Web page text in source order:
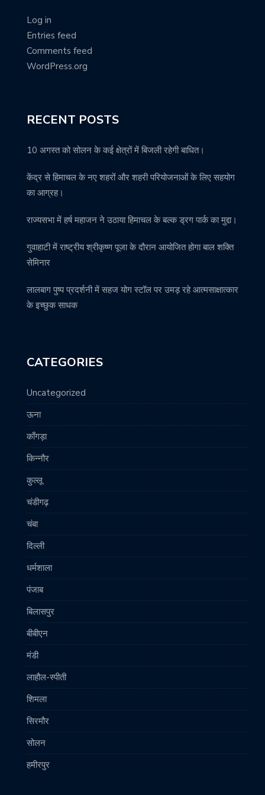
Log in
Entries feed
Comments feed
WordPress.org
RECENT POSTS
10 अगस्त को सोलन के कई क्षेत्रों में बिजली रहेगी बाधित।
केंद्र से हिमाचल के नए शहरों और शहरी परियोजनाओं के लिए सहयोग
का आग्रह।
राज्यसभा में हर्ष महाजन ने उठाया हिमाचल के बल्क ड्रग पार्क का मुद्दा।
गुवाहाटी में राष्ट्रीय श्रीकृष्ण पूजा के दौरान आयोजित होगा बाल शक्ति
सेमिनार
लालबाग पुष्प प्रदर्शनी में सहज योग स्टॉल पर उमड़ रहे आत्मसाक्षात्कार
के इच्छुक साधक
CATEGORIES
Uncategorized
ऊना
काँगड़ा
किन्नौर
कुल्लू
चंडीगढ़
चंबा
दिल्ली
धर्मशाला
पंजाब
बिलासपुर
बीबीएन
मंडी
लाहौल-स्पीती
शिमला
सिरमौर
सोलन
हमीरपुर